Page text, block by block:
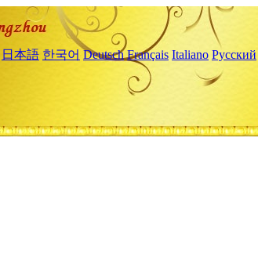
日本語 한국어 Deutsch Français Italiano Русский